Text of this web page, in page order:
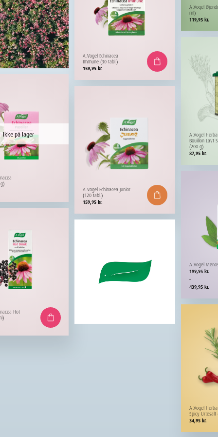
A.Vogel
ml)
119,95kr.
A.Vogel Echinacea
Immune (30 tabl.)
159,95kr.
A.Vogel
Bouillon Lavt
(200 g)
87,95kr.
Ikke på lager
A.Vogel Echinacea Junior
(120 tabl.)
159,95kr.
A.Vogel
199,95kr.
–
439,95kr.
Prisinterval:
199,95 kr.
til
Hot
A.Vogel
Spicy Urtesalt
34,95kr.